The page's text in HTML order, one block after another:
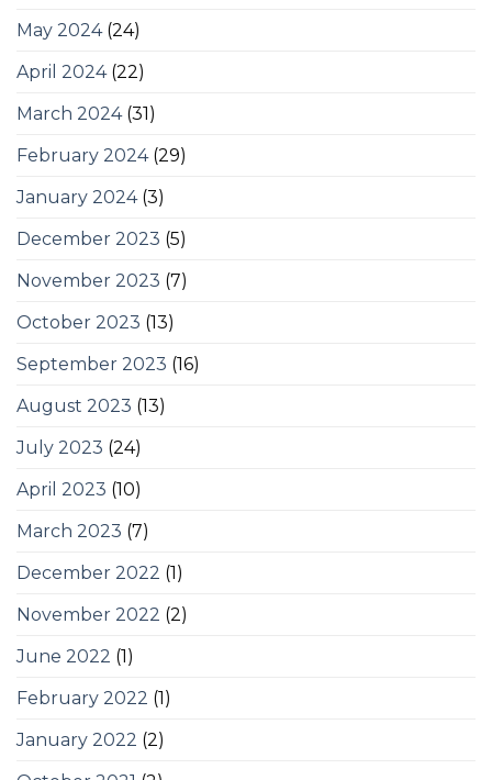
May 2024(24)
April 2024(22)
March 2024(31)
February 2024(29)
January 2024(3)
December 2023 (5)
November 2023 (7)
October 2023 (13)
September 2023 (16)
August 2023 (13)
July 2023 (24)
April 2023 (10)
March 2023 (7)
December 2022 (1)
November 2022 (2)
June 2022 (1)
February 2022 (1)
January 2022 (2)